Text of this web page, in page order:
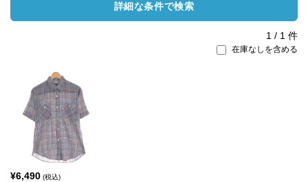
詳細な条件で検索
1 / 1 件
在庫なしを含める
¥6,490 (税込)